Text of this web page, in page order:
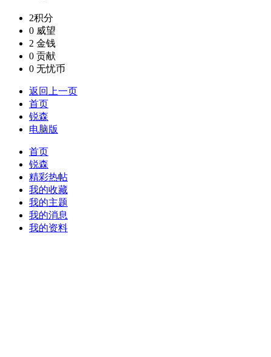
2积分
0 威望
2 金钱
0 贡献
0 无忧币
返回上一页
首页
锐森
电脑版
首页
锐森
精彩热帖
我的收藏
我的主题
我的消息
我的资料